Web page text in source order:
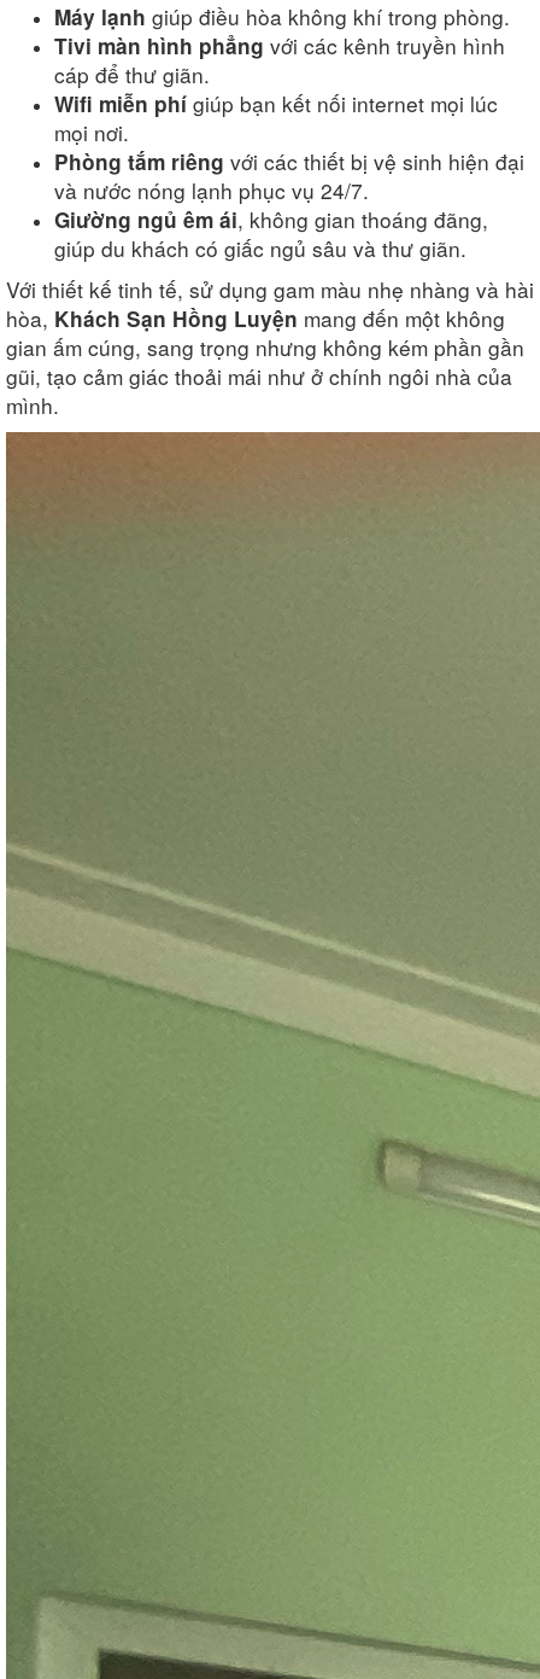
Máy lạnh giúp điều hòa không khí trong phòng.
Tivi màn hình phẳng với các kênh truyền hình
cáp để thư giãn.
Wifi miễn phí giúp bạn kết nối internet mọi lúc
mọi nơi.
Phòng tắm riêng với các thiết bị vệ sinh hiện đại
và nước nóng lạnh phục vụ 24/7.
Giường ngủ êm ái, không gian thoáng đãng,
giúp du khách có giấc ngủ sâu và thư giãn.
Với thiết kế tinh tế, sử dụng gam màu nhẹ nhàng và hài
hòa, Khách Sạn Hồng Luyện mang đến một không
gian ấm cúng, sang trọng nhưng không kém phần gần
gũi, tạo cảm giác thoải mái như ở chính ngôi nhà của
mình.